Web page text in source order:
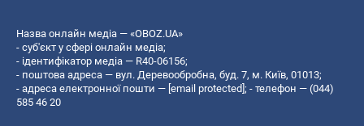
Назва онлайн медіа — «OBOZ.UA»
- суб'єкт у сфері онлайн медіа;
- ідентифікатор медіа — R40-06156;
- поштова адреса — вул. Деревообробна, буд. 7, м. Київ, 01013;
- адреса електронної пошти — [email protected]; - телефон — (044)
585 46 20